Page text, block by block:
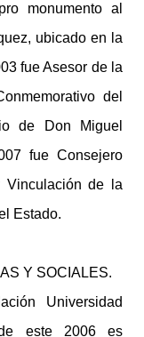
monumento al
ubicado en la
fue Asesor de la
del
de Don Miguel
fue Consejero
Vinculación de la
Estado.
Y SOCIALES.
Universidad
este 2006 es